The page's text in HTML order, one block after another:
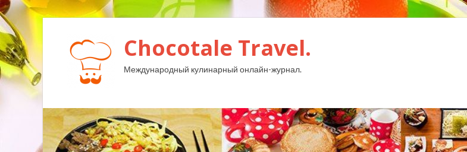
Chocotale Travel.
Международный кулинарный онлайн-журнал.